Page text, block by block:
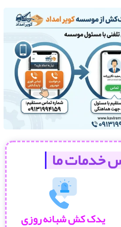
خدمات ما
یدک کش شبانه روزی